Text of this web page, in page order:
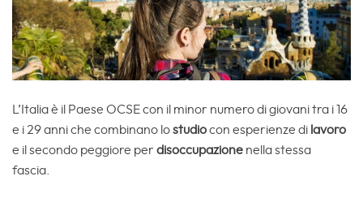
L’Italia è il Paese OCSE con il minor numero di giovani tra i 16
e i 29 anni che combinano lostudiocon esperienze di lavoro
e il secondo peggiore per disoccupazione nella stessa
fascia.